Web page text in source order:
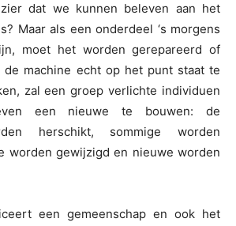
dat we kunnen beleven aan het
Maar als een onderdeel ‘s morgens
moet het worden gerepareerd of
de machine echt op het punt staat te
zal een groep verlichte individuen
een nieuwe te bouwen: de
herschikt, sommige worden
worden gewijzigd en nieuwe worden
een gemeenschap en ook het